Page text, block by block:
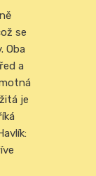
se
Oba
a
je